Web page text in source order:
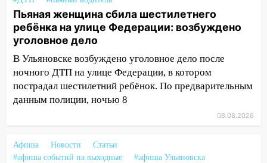
13:22
Упавшие деревья перекрыли
дороги в Ульяновске: фото
13:17 Непогода в Ульяновске не
закончится сегодня: сильные ливни
сохранятся 9 августа
13:15 Трижды «брал в долг» без спроса:
житель Вешкаймского района похитил у
проспекте Филатова в Ульяновске
Пьяная женщина сбила шестилетнего
ребёнка на улице Федерации: возбуждено
уголовное дело
В Ульяновске возбуждено уголовное дело после
ночного ДТП на улице Федерации, в котором
пострадал шестилетний ребёнок. По предварительным
данным полиции, ночью 8
08.08.2026
Афиша Новости
Статьи
#афиша событий на выходные
#афиша Ульяновска